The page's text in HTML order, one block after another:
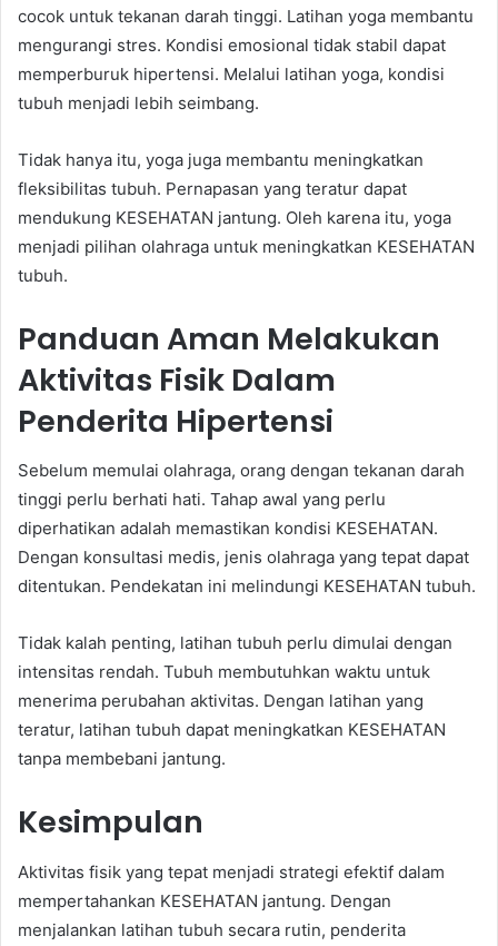
cocok untuk tekanan darah tinggi. Latihan yoga membantu
mengurangi stres. Kondisi emosional tidak stabil dapat
memperburuk hipertensi. Melalui latihan yoga, kondisi
tubuh menjadi lebih seimbang.
Tidak hanya itu, yoga juga membantu meningkatkan
fleksibilitas tubuh. Pernapasan yang teratur dapat
mendukung KESEHATAN jantung. Oleh karena itu, yoga
menjadi pilihan olahraga untuk meningkatkan KESEHATAN
tubuh.
Panduan Aman Melakukan
Aktivitas Fisik Dalam
Penderita Hipertensi
Sebelum memulai olahraga, orang dengan tekanan darah
tinggi perlu berhati hati. Tahap awal yang perlu
diperhatikan adalah memastikan kondisi KESEHATAN.
Dengan konsultasi medis, jenis olahraga yang tepat dapat
ditentukan. Pendekatan ini melindungi KESEHATAN tubuh.
Tidak kalah penting, latihan tubuh perlu dimulai dengan
intensitas rendah. Tubuh membutuhkan waktu untuk
menerima perubahan aktivitas. Dengan latihan yang
teratur, latihan tubuh dapat meningkatkan KESEHATAN
tanpa membebani jantung.
Kesimpulan
Aktivitas fisik yang tepat menjadi strategi efektif dalam
mempertahankan KESEHATAN jantung. Dengan
menjalankan latihan tubuh secara rutin, penderita